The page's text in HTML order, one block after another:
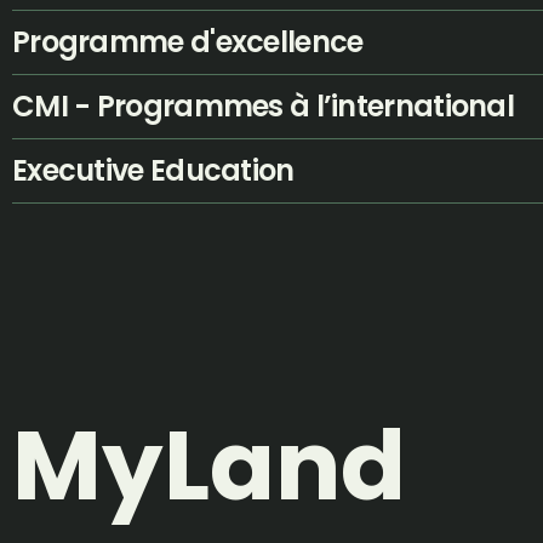
Programme d'excellence
CMI - Programmes à l’international
Executive Education
MyLand